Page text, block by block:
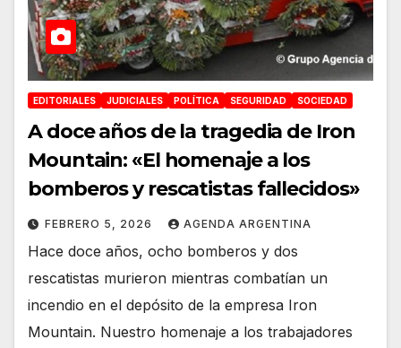
EDITORIALES JUDICIALES POLÍTICA SEGURIDAD SOCIEDAD
A doce años de la tragedia de Iron
Mountain: «El homenaje a los
bomberos y rescatistas fallecidos»
FEBRERO 5, 2026 AGENDA ARGENTINA
Hace doce años, ocho bomberos y dos
rescatistas murieron mientras combatían un
incendio en el depósito de la empresa Iron
Mountain. Nuestro homenaje a los trabajadores